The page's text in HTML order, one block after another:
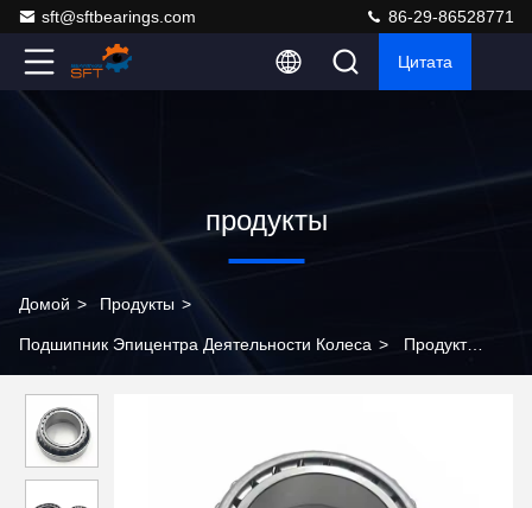
sft@sftbearings.com 86-29-86528771
Цитата
продукты
Домой > Продукты >
Подшипник Эпицентра Деятельности Колеса > Продукт
Редуктор поддержки